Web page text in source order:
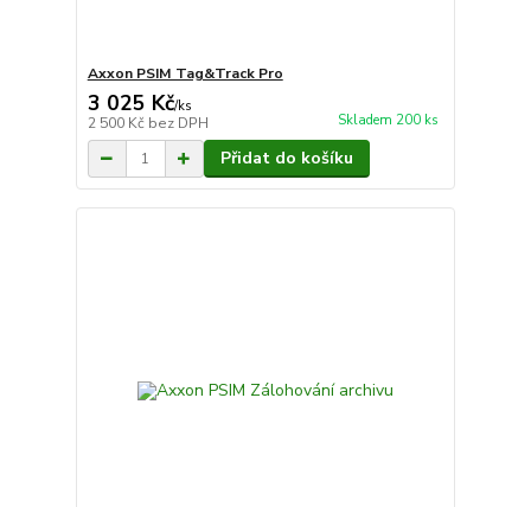
Axxon PSIM Tag&Track Pro
3 025 Kč/ks
2 500 Kč bez DPH Skladem 200 ks
Přidat do košíku